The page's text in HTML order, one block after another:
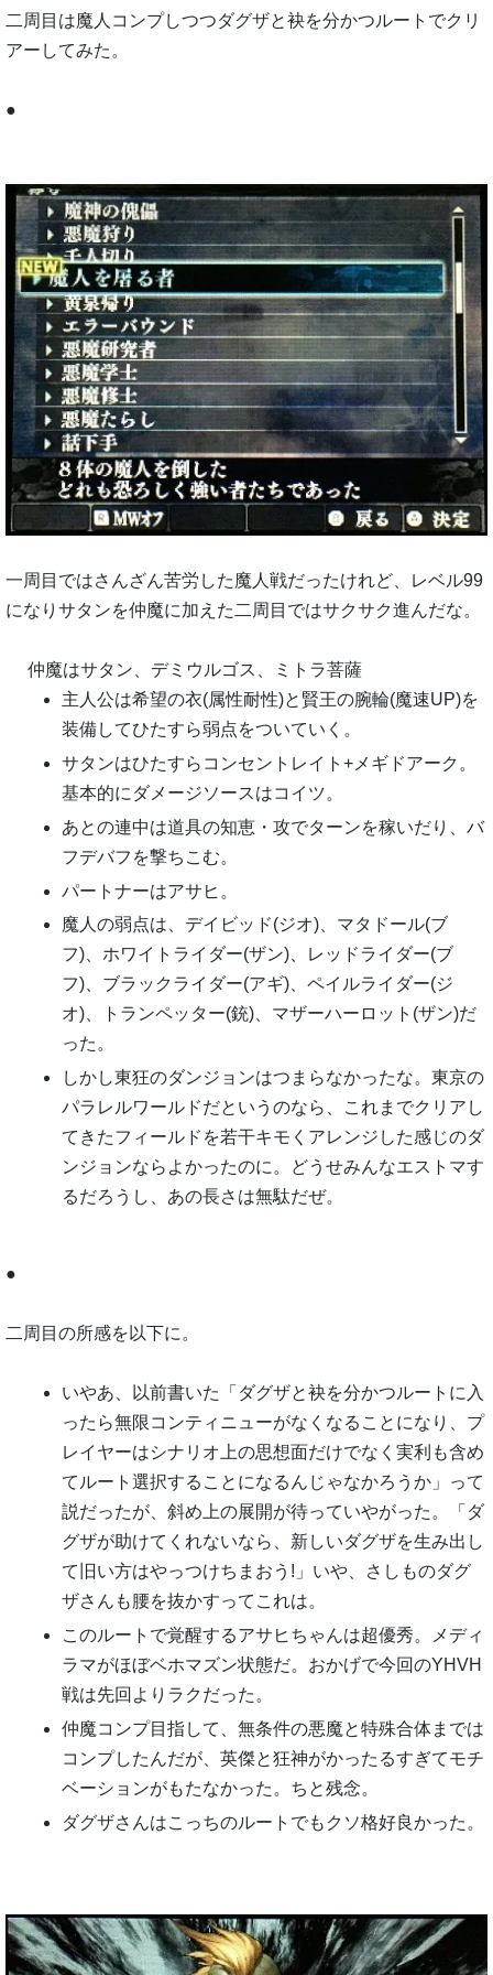
二周目は魔人コンプしつつダグザと袂を分かつルートでクリ
アーしてみた。
●
一周目ではさんざん苦労した魔人戦だったけれど、レベル99
になりサタンを仲魔に加えた二周目ではサクサク進んだな。
仲魔はサタン、デミウルゴス、ミトラ菩薩
主人公は希望の衣(属性耐性)と賢王の腕輪(魔速UP)を
装備してひたすら弱点をついていく。
サタンはひたすらコンセントレイト+メギドアーク。
基本的にダメージソースはコイツ。
あとの連中は道具の知恵・攻でターンを稼いだり、バ
フデバフを撃ちこむ。
パートナーはアサヒ。
魔人の弱点は、デイビッド(ジオ)、マタドール(ブ
フ)、ホワイトライダー(ザン)、レッドライダー(ブ
フ)、ブラックライダー(アギ)、ペイルライダー(ジ
オ)、トランペッター(銃)、マザーハーロット(ザン)だ
った。
しかし東狂のダンジョンはつまらなかったな。東京の
パラレルワールドだというのなら、これまでクリアし
てきたフィールドを若干キモくアレンジした感じのダ
ンジョンならよかったのに。どうせみんなエストマす
るだろうし、あの長さは無駄だぜ。
●
二周目の所感を以下に。
いやあ、以前書いた「ダグザと袂を分かつルートに入
ったら無限コンティニューがなくなることになり、プ
レイヤーはシナリオ上の思想面だけでなく実利も含め
てルート選択することになるんじゃなかろうか」って
説だったが、斜め上の展開が待っていやがった。「ダ
グザが助けてくれないなら、新しいダグザを生み出し
て旧い方はやっつけちまおう!」いや、さしものダグ
ザさんも腰を抜かすってこれは。
このルートで覚醒するアサヒちゃんは超優秀。メディ
ラマがほぼベホマズン状態だ。おかげで今回のYHVH
戦は先回よりラクだった。
仲魔コンプ目指して、無条件の悪魔と特殊合体までは
コンプしたんだが、英傑と狂神がかったるすぎてモチ
ベーションがもたなかった。ちと残念。
ダグザさんはこっちのルートでもクソ格好良かった。